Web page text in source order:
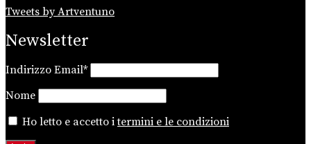
Tweets by Artventuno
Newsletter
Indirizzo Email*
Nome
Ho letto e accetto itermini e le condizioni